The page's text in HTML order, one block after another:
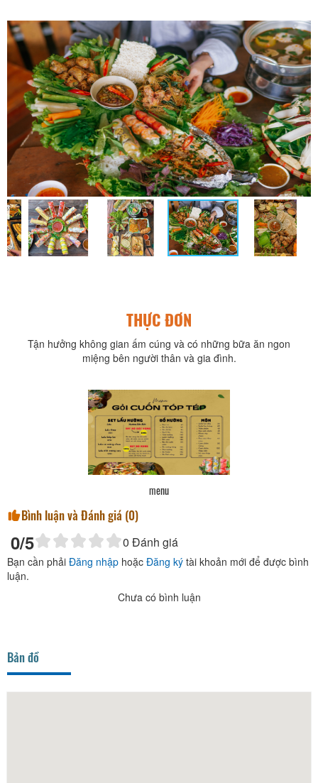
THỰC ĐƠN
Tận hưởng không gian ấm cúng và có những bữa ăn ngon
miệng bên người thân và gia đình.
menu
Bình luận và Đánh giá (0)
0/5 0 Đánh giá
Bạn cần phải Đăng nhập hoặc Đăng ký tài khoản mới để được bình
luận.
Chưa có bình luận
Bản đồ